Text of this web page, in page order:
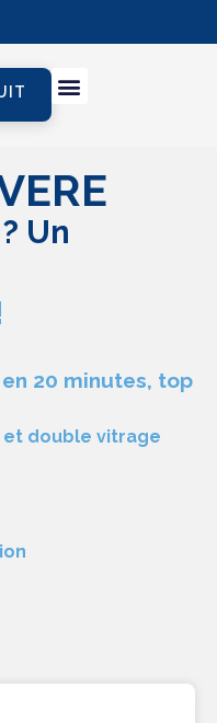
Un
20 minutes, top
double vitrage